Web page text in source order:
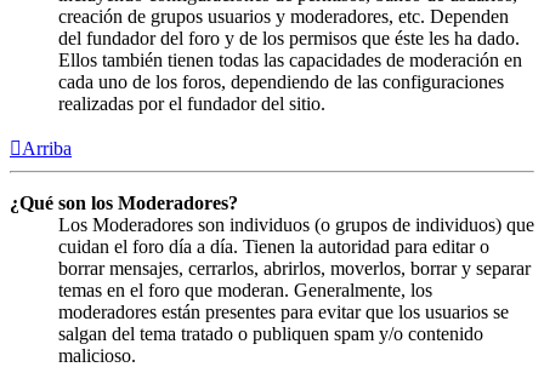
creación de grupos usuarios y moderadores, etc. Dependen
del fundador del foro y de los permisos que éste les ha dado.
Ellos también tienen todas las capacidades de moderación en
cada uno de los foros, dependiendo de las configuraciones
realizadas por el fundador del sitio.
Arriba
¿Qué son los Moderadores?
Los Moderadores son individuos (o grupos de individuos) que
cuidan el foro día a día. Tienen la autoridad para editar o
borrar mensajes, cerrarlos, abrirlos, moverlos, borrar y separar
temas en el foro que moderan. Generalmente, los
moderadores están presentes para evitar que los usuarios se
salgan del tema tratado o publiquen spam y/o contenido
malicioso.